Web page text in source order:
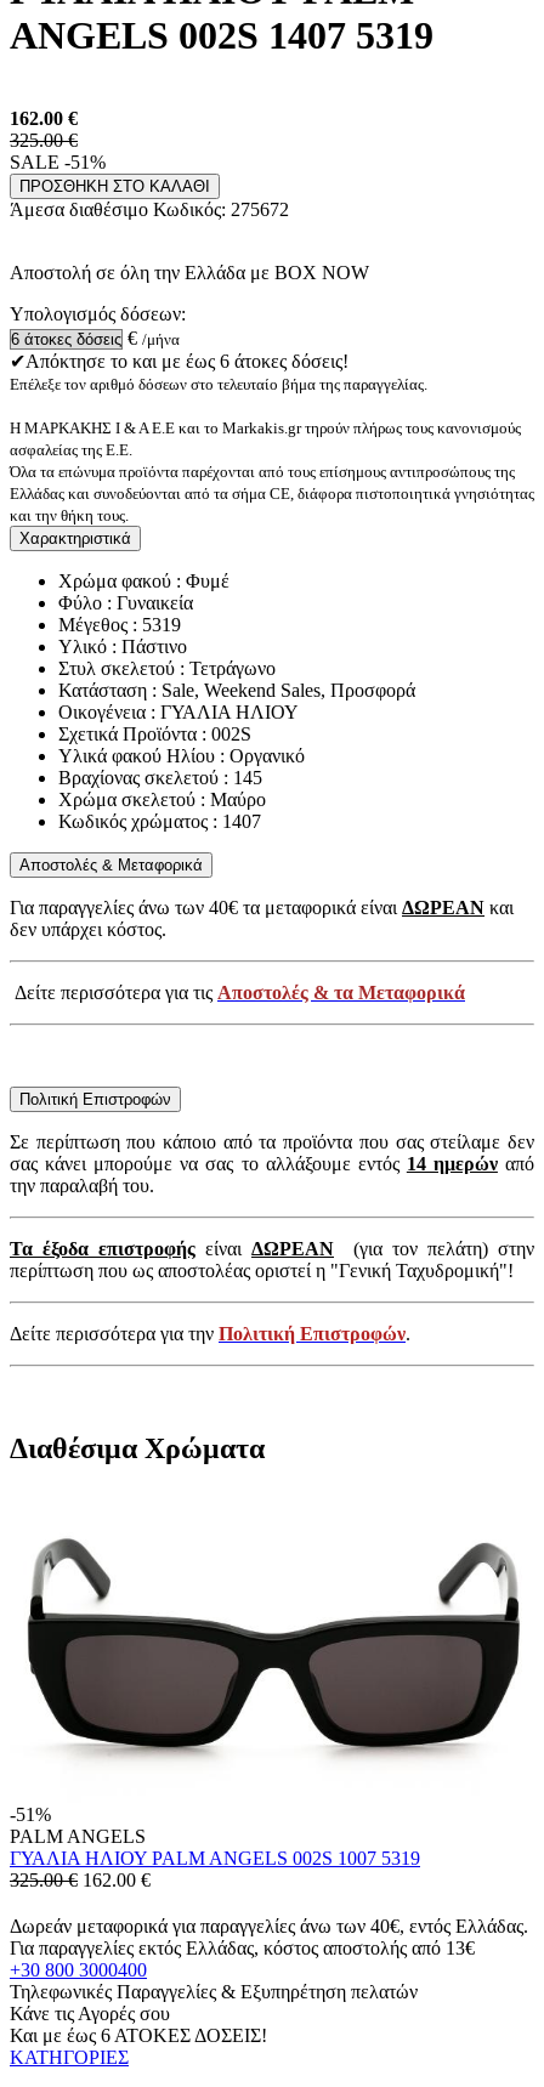
ANGELS 002S 1407 5319
162.00 €
325.00 €
SALE -51%
ΠΡΟΣΘΗΚΗ ΣΤΟ ΚΑΛΑΘΙ
Άμεσα διαθέσιμο Κωδικός: 275672
Αποστολή σε όλη την Ελλάδα με BOX NOW
Υπολογισμός δόσεων:
€ /μήνα
✔Απόκτησε το και με έως 6 άτοκες δόσεις!
Επέλεξε τον αριθμό δόσεων στο τελευταίο βήμα της παραγγελίας.
Η ΜΑΡΚΑΚΗΣ Ι & Α Ε.Ε και το Markakis.gr τηρούν πλήρως τους κανονισμούς
ασφαλείας της Ε.Ε.
Όλα τα επώνυμα προϊόντα παρέχονται από τους επίσημους αντιπροσώπους της
Ελλάδας και συνοδεύονται από τα σήμα CE, διάφορα πιστοποιητικά γνησιότητας
και την θήκη τους.
Χαρακτηριστικά
Χρώμα φακού : Φυμέ
Φύλο : Γυναικεία
Μέγεθος : 5319
Υλικό : Πάστινο
Στυλ σκελετού : Τετράγωνο
Κατάσταση : Sale, Weekend Sales, Προσφορά
Οικογένεια : ΓΥΑΛΙΑ ΗΛΙΟΥ
Σχετικά Προϊόντα : 002S
Υλικά φακού Ηλίου : Οργανικό
Βραχίονας σκελετού : 145
Χρώμα σκελετού : Μαύρο
Κωδικός χρώματος : 1407
Αποστολές & Μεταφορικά
Για παραγγελίες άνω των 40€ τα μεταφορικά είναιΔΩΡΕΑΝ και
δεν υπάρχει κόστος.
Δείτε περισσότερα για τις Αποστολές & τα Μεταφορικά
Πολιτική Επιστροφών
Σε περίπτωση που κάποιο από τα προϊόντα που σας στείλαμε δεν
σας κάνει μπορούμε να σας το αλλάξουμε εντός 14 ημερώναπό
την παραλαβή του.
Τα έξοδα επιστροφής είναι ΔΩΡΕΑΝ (για τον πελάτη) στην
περίπτωση που ως αποστολέας οριστεί η "Γενική Ταχυδρομική"!
Δείτε περισσότερα για την Πολιτική Επιστροφών.
Διαθέσιμα Χρώματα
-51%
PALM ANGELS
ΓΥΑΛΙΑ ΗΛΙΟΥ PALM ANGELS 002S 1007 5319
325.00 € 162.00 €
Δωρεάν μεταφορικά για παραγγελίες άνω των 40€, εντός Ελλάδας.
Για παραγγελίες εκτός Ελλάδας, κόστος αποστολής από 13€
+30 800 3000400
Τηλεφωνικές Παραγγελίες & Εξυπηρέτηση πελατών
Κάνε τις Αγορές σου
Και με έως 6 ΑΤΟΚΕΣ ΔΟΣΕΙΣ!
ΚΑΤΗΓΟΡΙΕΣ